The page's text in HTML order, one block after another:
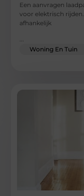
Een aanvragen
voor elektrisch
afhankelijk
...
Woning En Tuin